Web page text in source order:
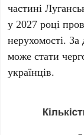
частині
у2027 році
нерухомості.
може стати
українців.